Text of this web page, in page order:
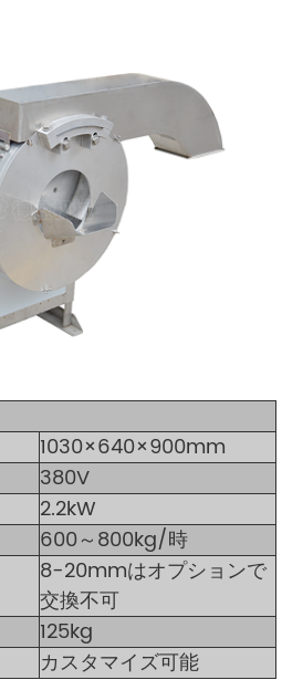
1030×640×900mm
380V
2.2kW
600～800kg/時
8-20mmはオプションで
交換不可
125kg
カスタマイズ可能